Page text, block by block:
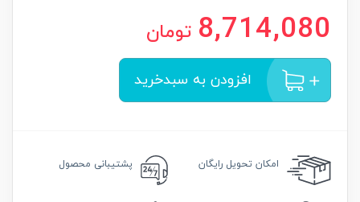
8,714,080 تومان
افزودن به سبدخرید
امکان تحویل رایگان پشتیبانی محصول